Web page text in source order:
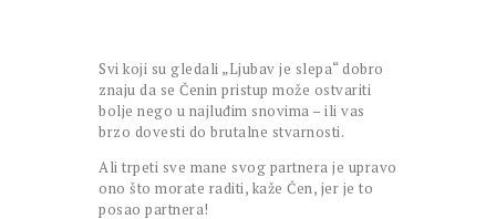
Svi koji su gledali „Ljubav je slepa“ dobro
znaju da se Čenin pristup može ostvariti
bolje nego u najluđim snovima – ili vas
brzo dovesti do brutalne stvarnosti.
Ali trpeti sve mane svog partnera je upravo
ono što morate raditi, kaže Čen, jer je to
posao partnera!